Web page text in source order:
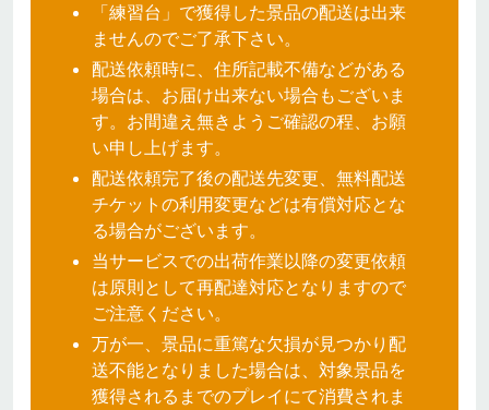
「練習台」で獲得した景品の配送は出来
ませんのでご了承下さい。
配送依頼時に、住所記載不備などがある
場合は、お届け出来ない場合もございま
す。お間違え無きようご確認の程、お願
い申し上げます。
配送依頼完了後の配送先変更、無料配送
チケットの利用変更などは有償対応とな
る場合がございます。
当サービスでの出荷作業以降の変更依頼
は原則として再配達対応となりますので
ご注意ください。
万が一、景品に重篤な欠損が見つかり配
送不能となりました場合は、対象景品を
獲得されるまでのプレイにて消費されま